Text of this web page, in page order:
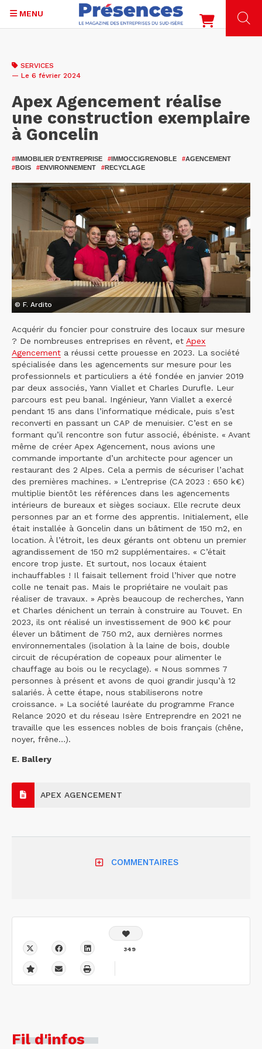
contenu
MENU
SERVICES
— Le 6 février 2024
Apex Agencement réalise
une construction exemplaire
à Goncelin
#IMMOBILIER D'ENTREPRISE #IMMOCCIGRENOBLE #AGENCEMENT
#BOIS #ENVIRONNEMENT #RECYCLAGE
© F. Ardito
Acquérir du foncier pour construire des locaux sur mesure
? De nombreuses entreprises en rêvent, et Apex
Agencement a réussi cette prouesse en 2023. La société
spécialisée dans les agencements sur mesure pour les
professionnels et particuliers a été fondée en janvier 2019
par deux associés, Yann Viallet et Charles Durufle. Leur
parcours est peu banal. Ingénieur, Yann Viallet a exercé
pendant 15 ans dans l’informatique médicale, puis s’est
reconverti en passant un CAP de menuisier. C’est en se
formant qu’il rencontre son futur associé, ébéniste. « Avant
même de créer Apex Agencement, nous avions une
commande importante d’un architecte pour agencer un
restaurant des 2 Alpes. Cela a permis de sécuriser l’achat
des premières machines. » L’entreprise (CA 2023 : 650 k€)
multiplie bientôt les références dans les agencements
intérieurs de bureaux et sièges sociaux. Elle recrute deux
personnes par an et forme des apprentis. Initialement, elle
était installée à Goncelin dans un bâtiment de 150 m2, en
location. À l’étroit, les deux gérants ont obtenu un premier
agrandissement de 150 m2 supplémentaires. « C’était
encore trop juste. Et surtout, nos locaux étaient
inchauffables ! Il faisait tellement froid l’hiver que notre
colle ne tenait pas. Mais le propriétaire ne voulait pas
réaliser de travaux. » Après beaucoup de recherches, Yann
et Charles dénichent un terrain à construire au Touvet. En
2023, ils ont réalisé un investissement de 900 k€ pour
élever un bâtiment de 750 m2, aux dernières normes
environnementales (isolation à la laine de bois, double
circuit de récupération de copeaux pour alimenter le
chauffage au bois ou le recyclage). « Nous sommes 7
personnes à présent et avons de quoi grandir jusqu’à 12
salariés. À cette étape, nous stabiliserons notre
croissance. » La société lauréate du programme France
Relance 2020 et du réseau Isère Entreprendre en 2021 ne
travaille que les essences nobles de bois français (chêne,
noyer, frêne…).
E. Ballery
APEX AGENCEMENT
COMMENTAIRES
349
Fil d'infos